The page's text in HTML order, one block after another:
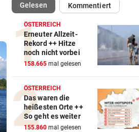
Thiem überrascht
Kanzler
Gelesen(ausgewählt)Kommentiert
ÖSTERREICH
Erneuter Allzeit-
Rekord ++ Hitze
noch nicht vorbei
158.665 mal gelesen
ÖSTERREICH
Das waren die
heißesten Orte ++
So geht es weiter
155.860 mal gelesen